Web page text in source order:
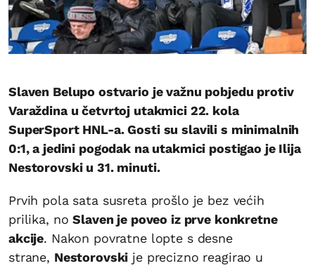
Slaven Belupo ostvario je važnu pobjedu protiv
Varaždina u četvrtoj utakmici 22. kola
SuperSport HNL-a. Gosti su slavili s minimalnih
0:1, a jedini pogodak na utakmici postigao je Ilija
Nestorovski u 31. minuti.
Prvih pola sata susreta prošlo je bez većih
prilika, noSlaven je poveo iz prve konkretne
akcije. Nakon povratne lopte s desne
strane, Nestorovski je precizno reagirao u